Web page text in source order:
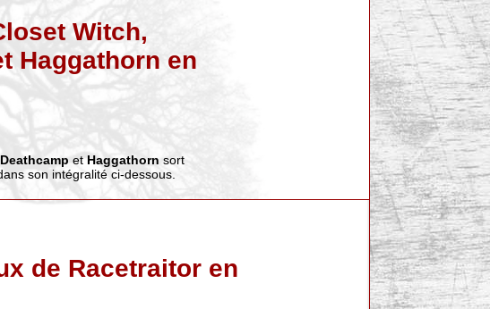
Witch,
Haggathorn en
etHaggathorn sort
son intégralité ci-dessous.
de Racetraitor en